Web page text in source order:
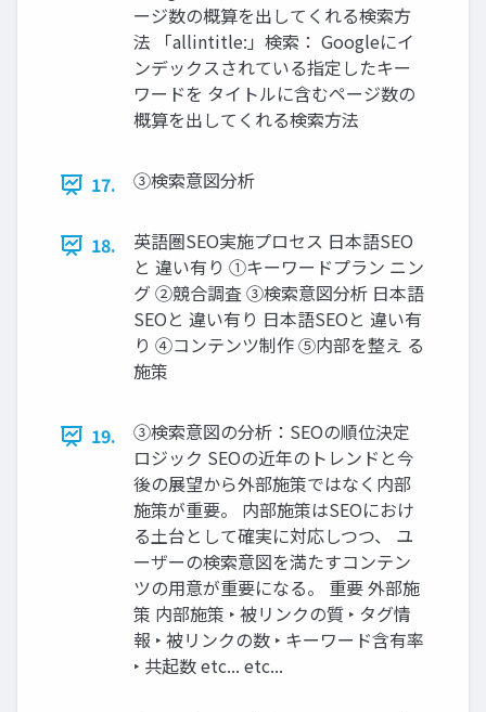
ージ数の概算を出してくれる検索方
法 「allintitle:」検索： Googleにイ
ンデックスされている指定したキー
ワードを タイトルに含むページ数の
概算を出してくれる検索方法
17. ③検索意図分析
18.
英語圏SEO実施プロセス 日本語SEO
と 違い有り ①キーワードプラン ニン
グ ②競合調査 ③検索意図分析 日本語
SEOと 違い有り 日本語SEOと 違い有
り ④コンテンツ制作 ⑤内部を整え る
施策
19.
③検索意図の分析：SEOの順位決定
ロジック SEOの近年のトレンドと今
後の展望から外部施策ではなく内部
施策が重要。 内部施策はSEOにおけ
る土台として確実に対応しつつ、 ユ
ーザーの検索意図を満たすコンテン
ツの用意が重要になる。 重要 外部施
策 内部施策 ‣ 被リンクの質 ‣ タグ情
報 ‣ 被リンクの数 ‣ キーワード含有率
‣ 共起数 etc... etc...